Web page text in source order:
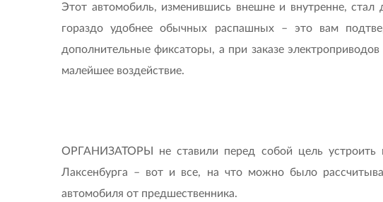
Этот автомобиль, изменившись внешне и внутренне,
гораздо удобнее обычных распашных – это вам
дополнительные фиксаторы, а при заказе
малейшее воздействие.
ОРГАНИЗАТОРЫ не ставили перед собой цель устроить
Лаксенбурга – вот и все, на что можно было
автомобиля от предшественника.